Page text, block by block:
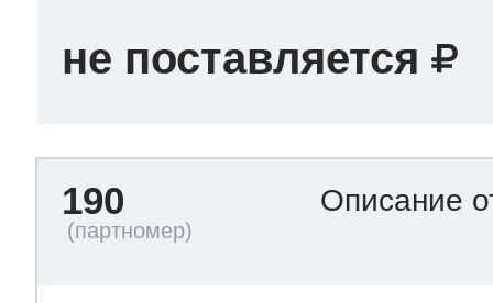
не поставляется
190 Описание